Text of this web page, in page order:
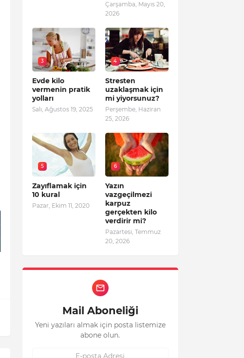
Çarşamba, Mayıs 20,
2026
3
Evde kilo
vermenin pratik
yolları
Salı, Ağustos 19, 2025
4
Stresten
uzaklaşmak için
mi yiyorsunuz?
Perşembe, Haziran
25, 2026
5
Zayıflamak için
10 kural
Pazar, Ekim 11, 2020
6
Yazın
vazgeçilmezi
karpuz
gerçekten kilo
verdirir mi?
Pazartesi, Temmuz
20, 2026
Mail Aboneliği
Yeni yazıları almak için posta listemize
abone olun.